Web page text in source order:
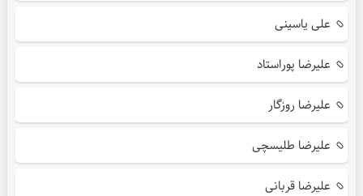
علی یاسینی
علیرضا پوراستاد
علیرضا روزگار
علیرضا طلیسچی
علیرضا قربانی